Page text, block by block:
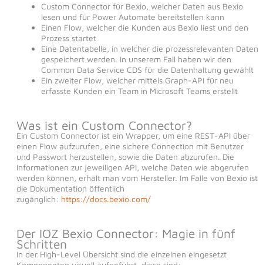
Custom Connector für Bexio, welcher Daten aus Bexio
lesen und für Power Automate bereitstellen kann
Einen Flow, welcher die Kunden aus Bexio liest und den
Prozess startet
Eine Datentabelle, in welcher die prozessrelevanten Daten
gespeichert werden. In unserem Fall haben wir den
Common Data Service CDS für die Datenhaltung gewählt
Ein zweiter Flow, welcher mittels Graph-API für neu
erfasste Kunden ein Team in Microsoft Teams erstellt
Was ist ein Custom Connector?
Ein Custom Connector ist ein Wrapper, um eine REST-API über
einen Flow aufzurufen, eine sichere Connection mit Benutzer
und Passwort herzustellen, sowie die Daten abzurufen. Die
Informationen zur jeweiligen API, welche Daten wie abgerufen
werden können, erhält man vom Hersteller. Im Falle von Bexio ist
die Dokumentation öffentlich
zugänglich: https://docs.bexio.com/
Der IOZ Bexio Connector: Magie in fünf
Schritten
In der High-Level Übersicht sind die einzelnen eingesetzt